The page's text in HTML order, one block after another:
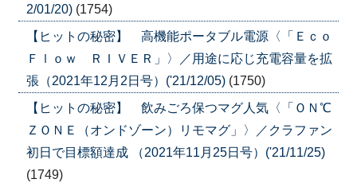
2/01/20) (1754)
【ヒットの秘密】 高機能ポータブル電源〈「Ｅｃｏ
Ｆｌｏｗ ＲＩＶＥＲ」〉／用途に応じ充電容量を拡
張（2021年12月2日号）('21/12/05) (1750)
【ヒットの秘密】 飲みごろ保つマグ人気〈「ＯＮ℃
ＺＯＮＥ（オンドゾーン）リモマグ」〉／クラファン
初日で目標額達成 （2021年11月25日号）('21/11/25)
(1749)